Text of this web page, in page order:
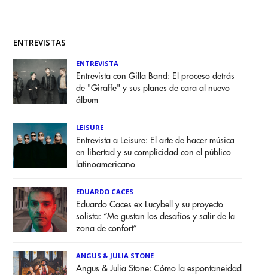
ENTREVISTAS
ENTREVISTA
Entrevista con Gilla Band: El proceso detrás
de "Giraffe" y sus planes de cara al nuevo
álbum
LEISURE
Entrevista a Leisure: El arte de hacer música
en libertad y su complicidad con el público
latinoamericano
EDUARDO CACES
Eduardo Caces ex Lucybell y su proyecto
solista: “Me gustan los desafíos y salir de la
zona de confort”
ANGUS & JULIA STONE
Angus & Julia Stone: Cómo la espontaneidad